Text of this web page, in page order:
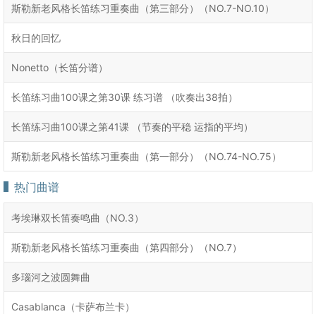
斯勒新老风格长笛练习重奏曲（第三部分）（NO.7-NO.10）
秋日的回忆
Nonetto（长笛分谱）
长笛练习曲100课之第30课 练习谱 （吹奏出38拍）
长笛练习曲100课之第41课 （节奏的平稳 运指的平均）
斯勒新老风格长笛练习重奏曲（第一部分）（NO.74-NO.75）
热门曲谱
考埃琳双长笛奏鸣曲（NO.3）
斯勒新老风格长笛练习重奏曲（第四部分）（NO.7）
多瑙河之波圆舞曲
Casablanca（卡萨布兰卡）